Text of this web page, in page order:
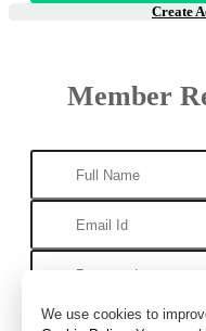
We use cookies to
Create
Member